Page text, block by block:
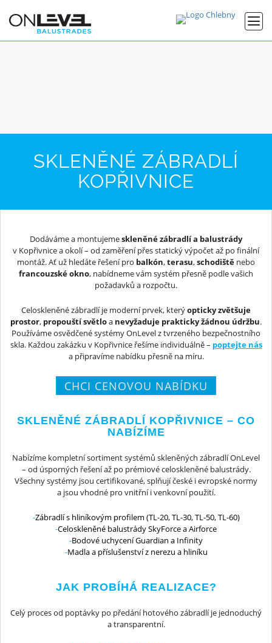
SKLENĚNÉ ZÁBRADLÍ
KOPŘIVNICE
Dodáváme a montujemeskleněné zábradlí a balustrády
v Kopřivnice a okolí – od zaměření přes statický výpočet až po finální
montáž. Ať už hledáte řešení pro balkón,terasu,schodiště nebo
francouzské okno, nabídneme vám systém přesně podle vašich
požadavků a rozpočtu.
Celoskleněné zábradlí je moderní prvek, kterýopticky zvětšuje
prostor, propouští světloa nevyžaduje prakticky žádnou údržbu.
Používáme osvědčené systémy OnLevel z tvrzeného bezpečnostního
skla. Každou zakázku v Kopřivnice řešíme individuálně – poptejte nás
a připravíme nabídku přesně na míru.
CHCI CENOVOU NABÍDKU
SKLENĚNÉ ZÁBRADLÍ KOPŘIVNICE – CO
NABÍZÍME
Nabízíme kompletní sortiment systémů skleněných zábradlí OnLevel
– od úsporných řešení až po prémiové celoskleněné balustrády.
Všechny systémy jsou certifikované, splňují české i evropské normy
a jsou vhodné pro vnitřní i venkovní použití.
Zábradlí s hliníkovým profilem (TL-20, TL-30, TL-50, TL-60)
Celoskleněné balustrády SkyForce a Airforce
Bodové uchycení Guardian a Infinity
Madla a příslušenství z nerezu a hliníku
JAK PROBÍHÁ REALIZACE?
Celý proces od poptávky po předání hotového zábradlí je jednoduchý
a transparentní.